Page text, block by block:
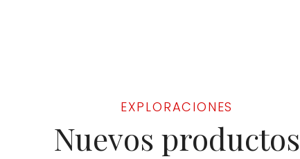
EXPLORACIONES
Nuevos productos